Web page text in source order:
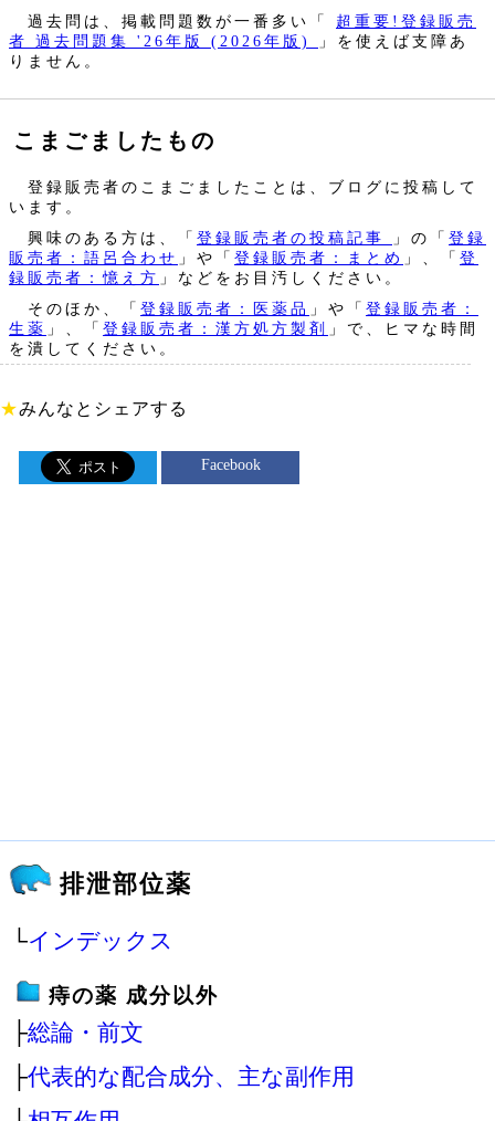
過去問は、掲載問題数が一番多い「
超重要!登録販売
者 過去問題集 '26年版 (2026年版)
」を使えば支障あ
りません。
こまごましたもの
登録販売者のこまごましたことは、ブログに投稿して
います。
興味のある方は、「 登録販売者の投稿記事 」の「 登録
販売者：語呂合わせ 」や「 登録販売者：まとめ 」、「 登
録販売者：憶え方 」などをお目汚しください。
そのほか、「 登録販売者：医薬品 」や「 登録販売者：
生薬 」、「 登録販売者：漢方処方製剤
」で、ヒマな時間
を潰してください。
★みんなとシェアする
Facebook
排泄部位薬
└インデックス
痔の薬 成分以外
├総論・前文
├代表的な配合成分、主な副作用